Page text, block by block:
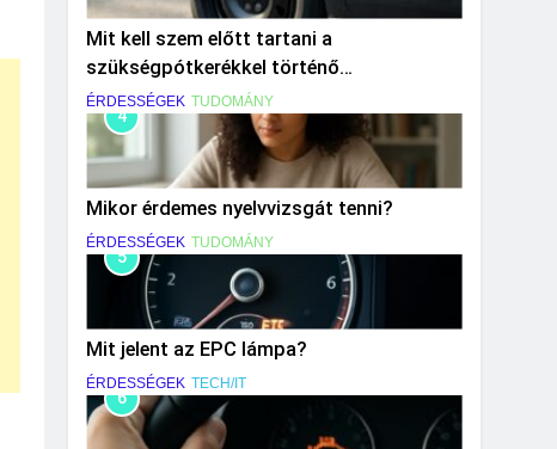
Mit kell szem előtt tartani a
szükségpótkerékkel történő
közlekedéskor?
ÉRDESSÉGEK TUDOMÁNY
4
Mikor érdemes nyelvvizsgát tenni?
ÉRDESSÉGEK TUDOMÁNY
5
Mit jelent az EPC lámpa?
ÉRDESSÉGEK TECH/IT
6